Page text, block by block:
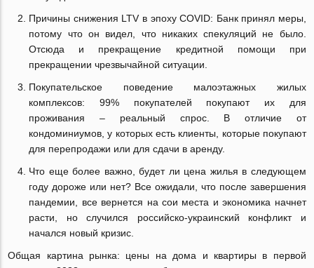
Причины снижения LTV в эпоху COVID: Банк принял меры,
потому что он видел, что никаких спекуляций не было.
Отсюда и прекращение кредитной помощи при
прекращении чрезвычайной ситуации.
Покупательское поведение малоэтажных жилых
комплексов: 99% покупателей покупают их для
проживания – реальный спрос. В отличие от
кондоминиумов, у которых есть клиенты, которые покупают
для перепродажи или для сдачи в аренду.
Что еще более важно, будет ли цена жилья в следующем
году дороже или нет? Все ожидали, что после завершения
пандемии, все вернется на сои места и экономика начнет
расти, но случился российско-украинский конфликт и
начался новый кризис.
Общая картина рынка: цены на дома и квартиры в первой